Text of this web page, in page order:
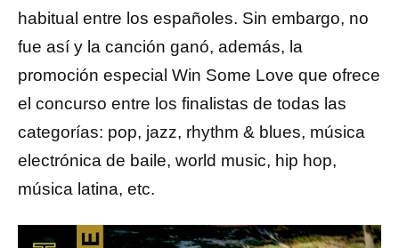
habitual entre los españoles. Sin embargo, no
fue así y la canción ganó, además, la
promoción especial Win Some Love que ofrece
el concurso entre los finalistas de todas las
categorías: pop, jazz, rhythm & blues, música
electrónica de baile, world music, hip hop,
música latina, etc.